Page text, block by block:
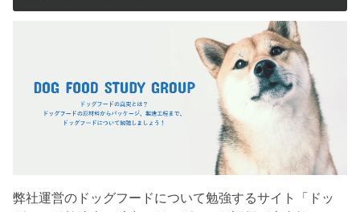
弊社運営のドッグフードについて勉強するサイト「ドッ